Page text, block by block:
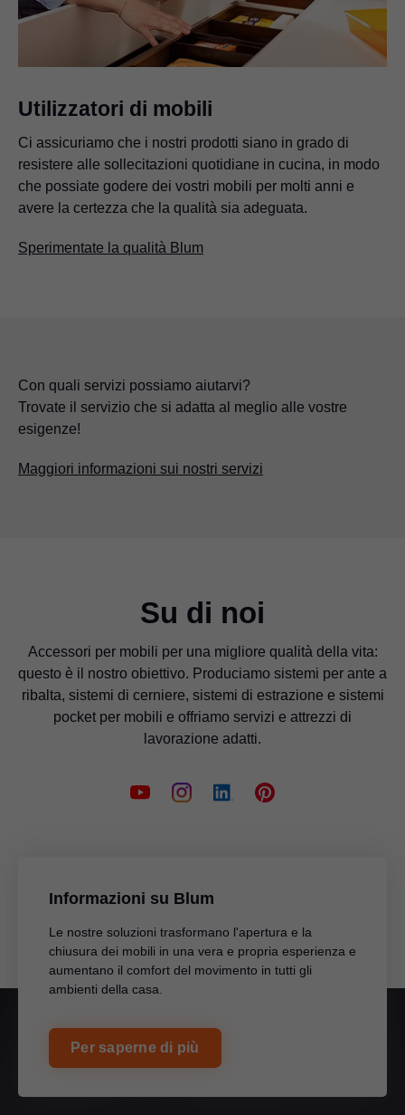
Utilizzatori di mobili
Ci assicuriamo che i nostri prodotti siano in grado di
resistere alle sollecitazioni quotidiane in cucina, in modo
che possiate godere dei vostri mobili per molti anni e
avere la certezza che la qualità sia adeguata.
Sperimentate la qualità Blum
Con quali servizi possiamo aiutarvi?
Trovate il servizio che si adatta al meglio alle vostre
esigenze!
Maggiori informazioni sui nostri servizi
Su di noi
Accessori per mobili per una migliore qualità della vita:
questo è il nostro obiettivo. Produciamo sistemi per ante a
ribalta, sistemi di cerniere, sistemi di estrazione e sistemi
pocket per mobili e offriamo servizi e attrezzi di
lavorazione adatti.
Informazioni su Blum
Le nostre soluzioni trasformano l'apertura e la
chiusura dei mobili in una vera e propria esperienza e
aumentano il comfort del movimento in tutti gli
ambienti della casa.
Per saperne di più